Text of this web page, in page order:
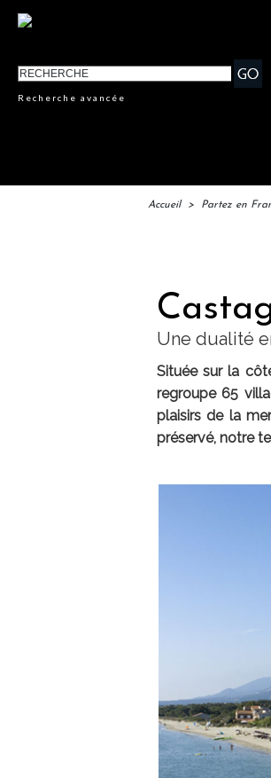
Recherche avancée
Accueil > Partez en
Une dualité
Située sur la
regroupe 65
plaisirs de la
préservé, notre